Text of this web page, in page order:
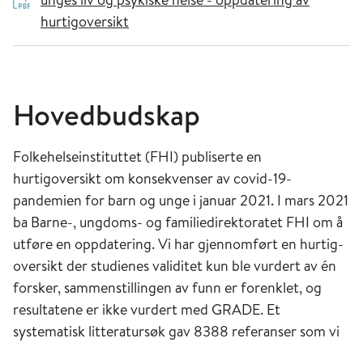
hurtigoversikt
Hovedbudskap
Folkehelseinstituttet (FHI) publiserte en
hurtigoversikt om konsekvenser av covid-19-
pandemien for barn og unge i januar 2021. I mars 2021
ba Barne-, ungdoms- og familiedirektoratet FHI om å
utføre en oppdatering. Vi har gjennomført en hurtig-
oversikt der studienes validitet kun ble vurdert av én
forsker, sammenstillingen av funn er forenklet, og
resultatene er ikke vurdert med GRADE. Et
systematisk litteratursøk gav 8388 referanser som vi